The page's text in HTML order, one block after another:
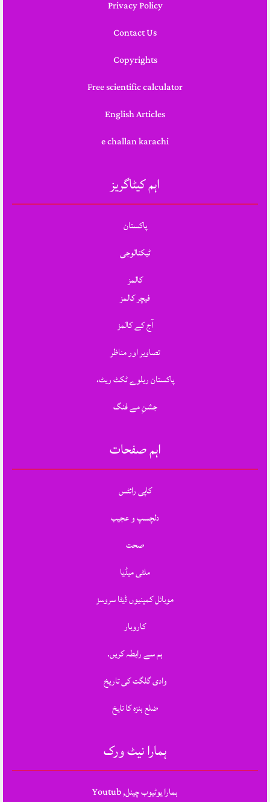
Privacy Policy
Contact Us
Copyrights
Free scientific calculator
English Articles
e challan karachi
اہم کیٹاگریز
پاکستان
ٹیکنالوجی
کالمز
فیچر کالمز
آج کے کالمز
تصاویر اور مناظر
پاکستان ریلوے ٹکٹ ریٹ،
جشنِ مے فنگ
اہم صفحات
کاپی رائٹس
دلچسپ و عجیب
صحت
ملٹی میڈیا
موبائل کمپنیوں ڈیٹا سروسز
کاروبار
ہم سے رابطہ کریں.
وادی گلگت کی تاریخ
ضلع ہنزہ کا تایخ
ہمارا نیٹ ورک
ہمارا یوٹیوب چینل, Youtub